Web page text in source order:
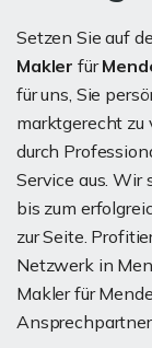
Setzen Sie auf
Makler für
für uns, Sie
marktgerecht zu
durch
Service aus. Wir
bis zum
zur Seite.
Netzwerk in
Makler für